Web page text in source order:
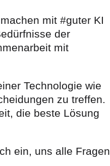
mit #guter KI
der
mit
Technologie wie
zu treffen.
die beste Lösung
ein, uns alle Fragen